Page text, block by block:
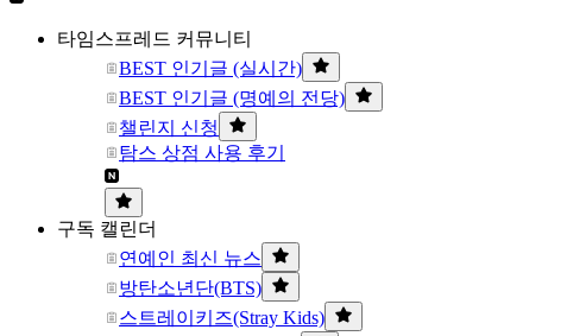
타임스프레드 커뮤니티
BEST 인기글 (실시간)
BEST 인기글 (명예의 전당)
챌린지 신청
탐스 상점 사용 후기
구독 캘린더
연예인 최신 뉴스
방탄소년단(BTS)
스트레이키즈(Stray Kids)